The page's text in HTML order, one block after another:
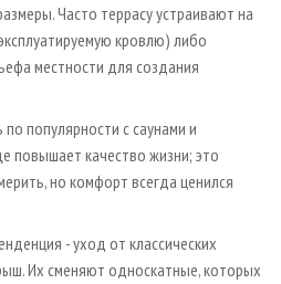
Часто террасу устраивают на
кровлю) либо
местности для создания
популярности с саунами и
повышает качество жизни; это
но комфорт всегда ценился
- уход от классических
Их сменяют односкатные, которых